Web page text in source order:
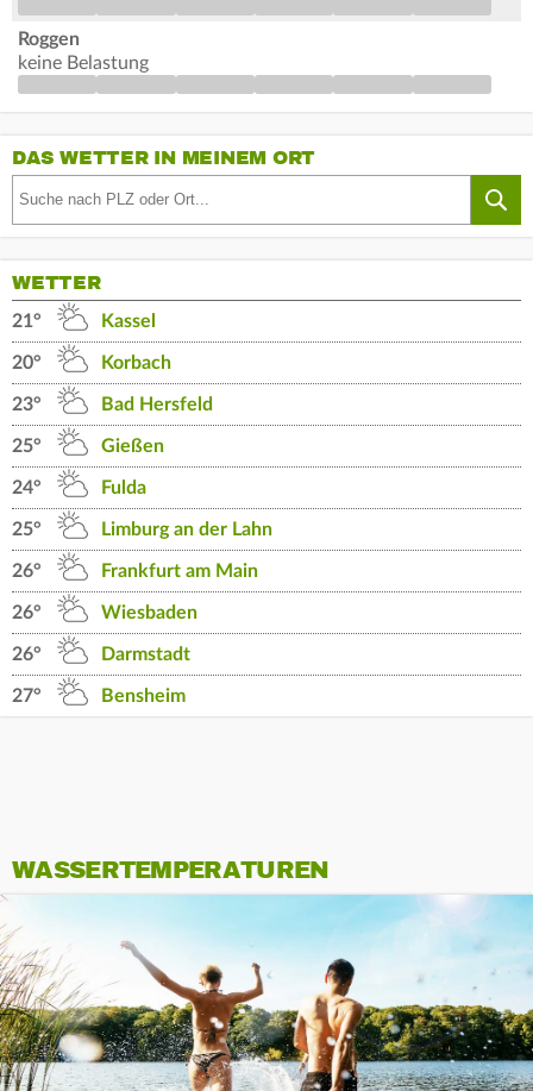
Roggen
keine Belastung
DAS WETTER IN MEINEM ORT
WETTER
21° Kassel
20° Korbach
23° Bad Hersfeld
25° Gießen
24° Fulda
25° Limburg an der Lahn
26° Frankfurt am Main
26° Wiesbaden
26° Darmstadt
27° Bensheim
WASSERTEMPERATUREN